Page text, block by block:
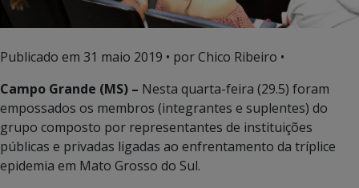
Publicado em 31 maio 2019 • por Chico Ribeiro •
Campo Grande (MS) – Nesta quarta-feira (29.5) foram
empossados os membros (integrantes e suplentes) do
grupo composto por representantes de instituições
públicas e privadas ligadas ao enfrentamento da tríplice
epidemia em Mato Grosso do Sul.